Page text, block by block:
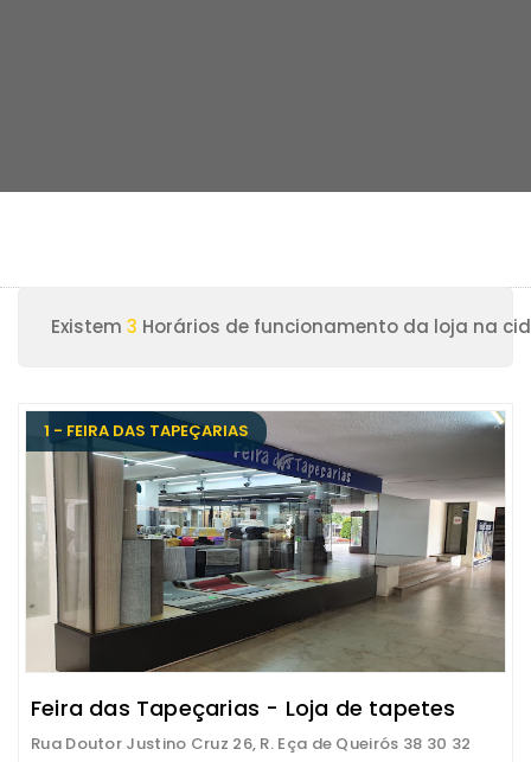
Existem 3 Horários de funcionamento da loja na
1 - FEIRA DAS TAPEÇARIAS
Feira das Tapeçarias - Loja de tapetes
Rua Doutor Justino Cruz 26, R. Eça de Queirós 38 30 32